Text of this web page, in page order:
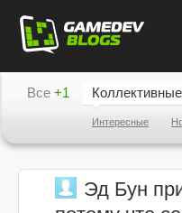
Все +1 Коллективные
Интересные
Эд Бун